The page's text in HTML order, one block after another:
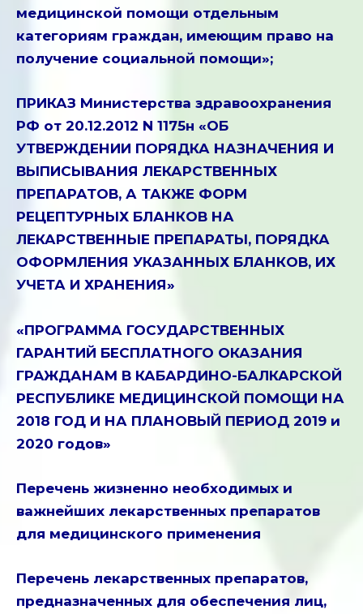
медицинской помощи отдельным
категориям граждан, имеющим право на
получение социальной помощи»;
ПРИКАЗ Министерства здравоохранения
РФ от 20.12.2012 N 1175н «ОБ
УТВЕРЖДЕНИИ ПОРЯДКА НАЗНАЧЕНИЯ И
ВЫПИСЫВАНИЯ ЛЕКАРСТВЕННЫХ
ПРЕПАРАТОВ, А ТАКЖЕ ФОРМ
РЕЦЕПТУРНЫХ БЛАНКОВ НА
ЛЕКАРСТВЕННЫЕ ПРЕПАРАТЫ, ПОРЯДКА
ОФОРМЛЕНИЯ УКАЗАННЫХ БЛАНКОВ, ИХ
УЧЕТА И ХРАНЕНИЯ»
«ПРОГРАММА ГОСУДАРСТВЕННЫХ
ГАРАНТИЙ БЕСПЛАТНОГО ОКАЗАНИЯ
ГРАЖДАНАМ В КАБАРДИНО-БАЛКАРСКОЙ
РЕСПУБЛИКЕ МЕДИЦИНСКОЙ ПОМОЩИ НА
2018 ГОД И НА ПЛАНОВЫЙ ПЕРИОД 2019 и
2020 годов»
Перечень жизненно необходимых и
важнейших лекарственных препаратов
для медицинского применения
Перечень лекарственных препаратов,
предназначенных для обеспечения лиц,